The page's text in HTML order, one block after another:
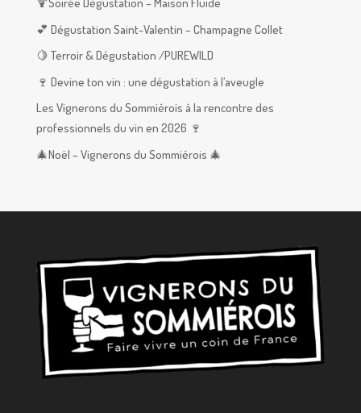
🍹Soirée Dégustation – Maison Fluide
💕 Dégustation Saint-Valentin – Champagne Collet
🍋 Terroir & Dégustation /PUREWILD
🍷 Devine ton vin : une dégustation à l’aveugle
Les Vignerons du Sommiérois à la rencontre des
professionnels du vin en 2026 🍷
🎄Noël – Vignerons du Sommiérois 🎄